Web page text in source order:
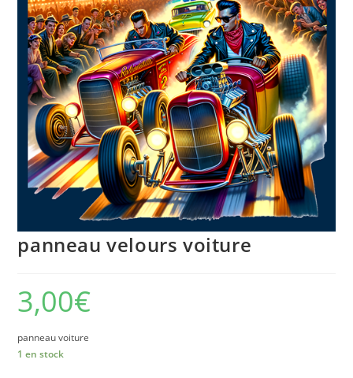
panneau velours voiture
3,00€
panneau voiture
1 en stock